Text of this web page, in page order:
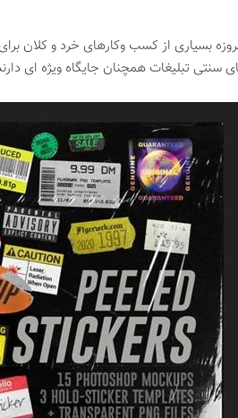
بسیاری از کسب وکارهای خرد و کلان
سنتی تبلیغات همچنان جایگاه ویژه ای